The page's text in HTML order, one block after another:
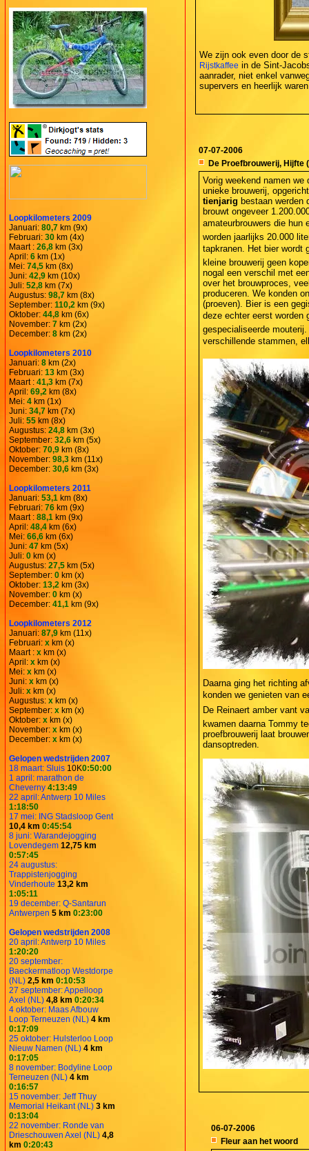
Loopkilometers 2009
Januari: 80,7 km (9x)
Februari: 30 km (4x)
Maart : 26,8 km (3x)
April: 6 km (1x)
Mei: 74,5 km (8x)
Juni: 42,9 km (10x)
Juli: 52,8 km (7x)
Augustus: 98,7 km (8x)
September: 110,2 km (9x)
Oktober: 44,8 km (6x)
November: 7 km (2x)
December: 8 km (2x)
Loopkilometers 2010
Januari: 8 km (2x)
Februari: 13 km (3x)
Maart : 41,3 km (7x)
April: 69,2 km (8x)
Mei: 4 km (1x)
Juni: 34,7 km (7x)
Juli: 55 km (8x)
Augustus: 24,8 km (3x)
September: 32,6 km (5x)
Oktober: 70,9 km (8x)
November: 98,3 km (11x)
December: 30,6 km (3x)
Loopkilometers 2011
Januari: 53,1 km (8x)
Februari: 76 km (9x)
Maart : 88,1 km (9x)
April: 48,4 km (6x)
Mei: 66,6 km (6x)
Juni: 47 km (5x)
Juli: 0 km (x)
Augustus: 27,5 km (5x)
September: 0 km (x)
Oktober: 13,2 km (3x)
November: 0 km (x)
December: 41,1 km (9x)
Loopkilometers 2012
Januari: 87,9 km (11x)
Februari: x km (x)
Maart : x km (x)
April: x km (x)
Mei: x km (x)
Juni: x km (x)
Juli: x km (x)
Augustus: x km (x)
September: x km (x)
Oktober: x km (x)
November: x km (x)
December: x km (x)
Gelopen wedstrijden 2007
18 maart: Sluis 10K0:50:00
1 april: marathon de
Cheverny 4:13:49
22 april: Antwerp 10 Miles
1:18:50
17 mei: ING Stadsloop Gent
10,4 km 0:45:54
8 juni: Warandejogging
Lovendegem 12,75 km
0:57:45
24 augustus:
Trappistenjogging
Vinderhoute 13,2 km
1:05:11
19 december: Q-Santarun
Antwerpen 5 km 0:23:00
Gelopen wedstrijden 2008
20 april: Antwerp 10 Miles
1:20:20
20 september:
Baeckermatloop Westdorpe
(NL) 2,5 km 0:10:53
27 september: Appelloop
Axel (NL) 4,8 km 0:20:34
4 oktober: Maas Afbouw
Loop Terneuzen (NL) 4 km
0:17:09
25 oktober: Hulsterloo Loop
Nieuw Namen (NL) 4 km
0:17:05
8 november: Bodyline Loop
Terneuzen (NL) 4 km
0:16:57
15 november: Jeff Thuy
Memorial Heikant (NL) 3 km
0:13:04
22 november: Ronde van
Drieschouwen Axel (NL) 4,8
km 0:20:43
We zijn ook even door de
Rijstkaffee in de Sint-
aanrader, niet enkel
supervers en heerlijk
07-07-2006
De Proefbrouwerij, Hijfte
Vorig weekend namen
unieke brouwerij,
tienjarig bestaan werden
brouwt ongeveer
amateurbrouwers die hun
worden jaarlijks 20.000
tapkranen. Het bier wordt
kleine brouwerij geen
nogal een verschil met
over het brouwproces,
produceren. We konden
(proeven). Bier is een
deze echter eerst worden
gespecialiseerde
verschillende stammen,
Daarna ging het richting
konden we genieten van
De Reinaert amber vant
kwamen daarna Tommy
proefbrouwerij laat
dansoptreden.
06-07-2006
Fleur aan het woord